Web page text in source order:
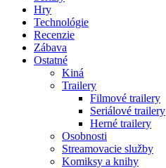
Hry
Technológie
Recenzie
Zábava
Ostatné
Kiná
Trailery
Filmové trailery
Seriálové trailery
Herné trailery
Osobnosti
Streamovacie služby
Komiksy a knihy